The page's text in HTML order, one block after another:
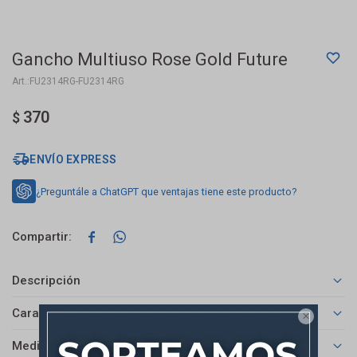

Gancho Multiuso Rose Gold Future
FU2314RG-FU2314RG
$ 370
ENVÍO EXPRESS
¿Preguntále a ChatGPT que ventajas tiene este producto?
 
Descripción
Características
Medios de pago